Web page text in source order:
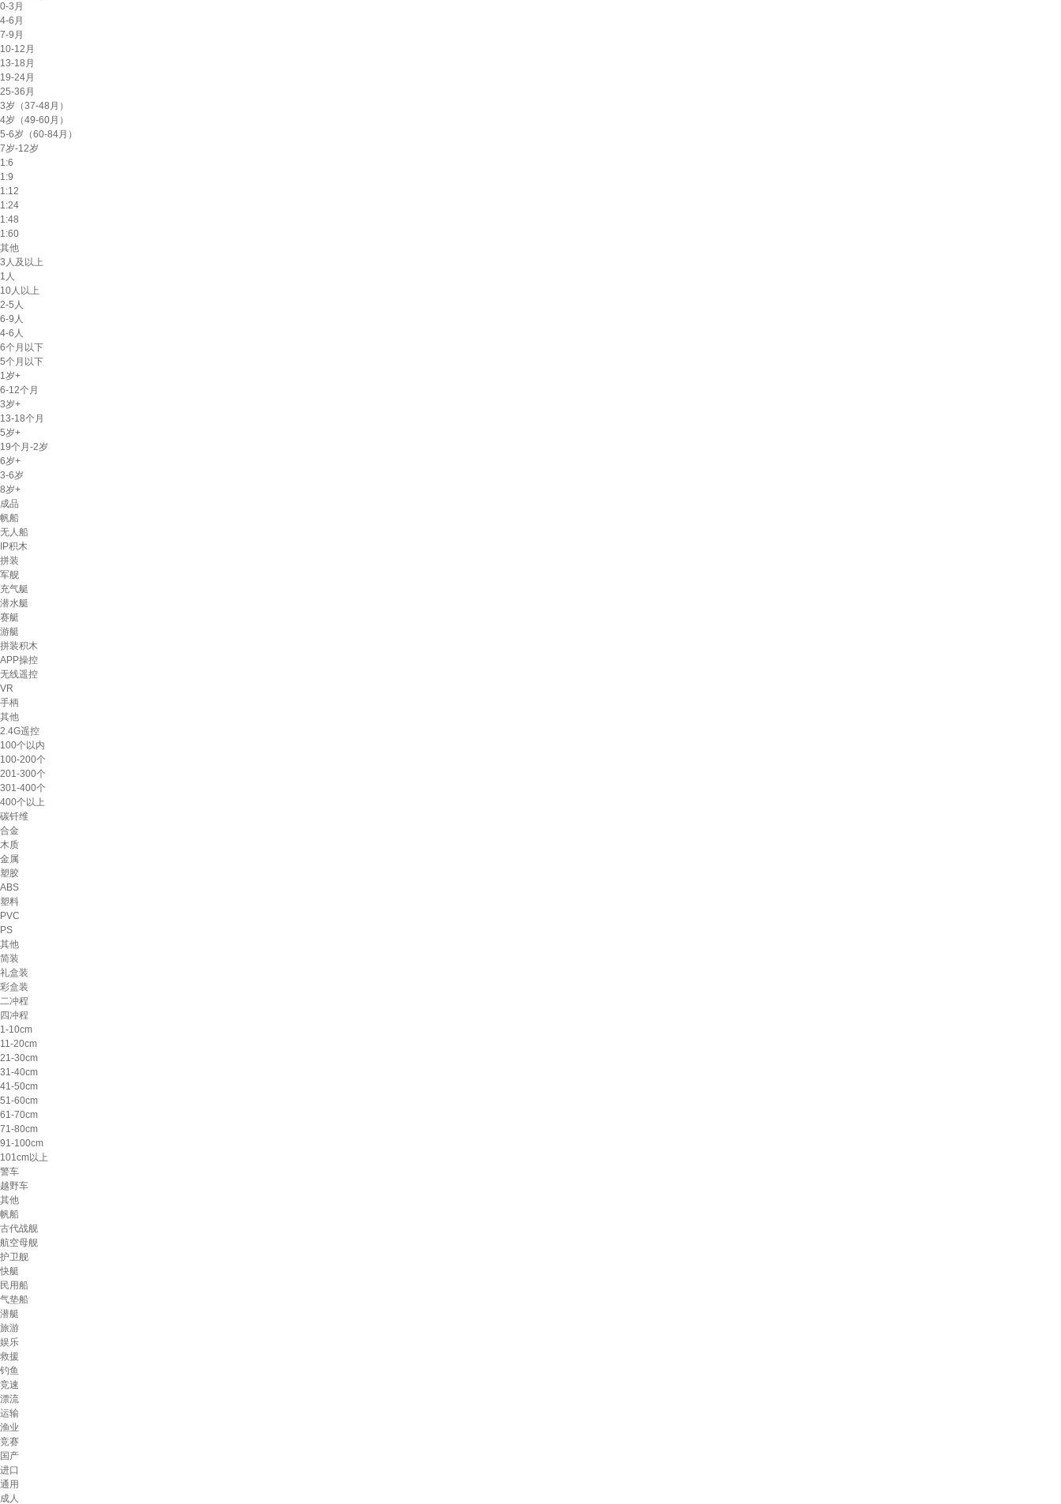
0-3月
4-6月
7-9月
10-12月
13-18月
19-24月
25-36月
3岁（37-48月）
4岁（49-60月）
5-6岁（60-84月）
7岁-12岁
1:6
1:9
1:12
1:24
1:48
1:60
其他
3人及以上
1人
10人以上
2-5人
6-9人
4-6人
6个月以下
5个月以下
1岁+
6-12个月
3岁+
13-18个月
5岁+
19个月-2岁
6岁+
3-6岁
8岁+
成品
帆船
无人船
IP积木
拼装
军舰
充气艇
潜水艇
赛艇
游艇
拼装积木
APP操控
无线遥控
VR
手柄
其他
2.4G遥控
100个以内
100-200个
201-300个
301-400个
400个以上
碳钎维
合金
木质
金属
塑胶
ABS
塑料
PVC
PS
其他
简装
礼盒装
彩盒装
二冲程
四冲程
1-10cm
11-20cm
21-30cm
31-40cm
41-50cm
51-60cm
61-70cm
71-80cm
91-100cm
101cm以上
警车
越野车
其他
帆船
古代战舰
航空母舰
护卫舰
快艇
民用船
气垫船
潜艇
旅游
娱乐
救援
钓鱼
竞速
漂流
运输
渔业
竞赛
国产
进口
通用
成人